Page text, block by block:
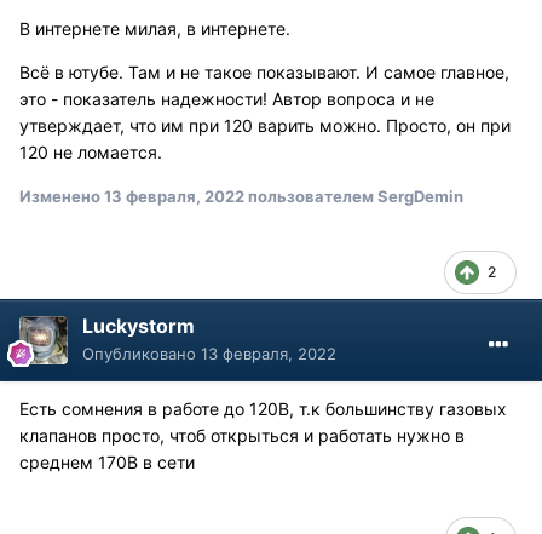
В интернете милая, в интернете.
Всё в ютубе. Там и не такое показывают. И самое главное,
это - показатель надежности! Автор вопроса и не
утверждает, что им при 120 варить можно. Просто, он при
120 не ломается.
Изменено13 февраля, 2022пользователем SergDemin
2
Luckystorm
Опубликовано 13 февраля, 2022
Есть сомнения в работе до 120В, т.к большинству газовых
клапанов просто, чтоб открыться и работать нужно в
среднем 170В в сети